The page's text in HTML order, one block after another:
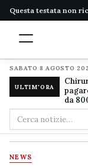
Questa testata non
SABATO 8 AGOSTO
ULTIM'ORA
da
Cerca
nel
sito
NEWS